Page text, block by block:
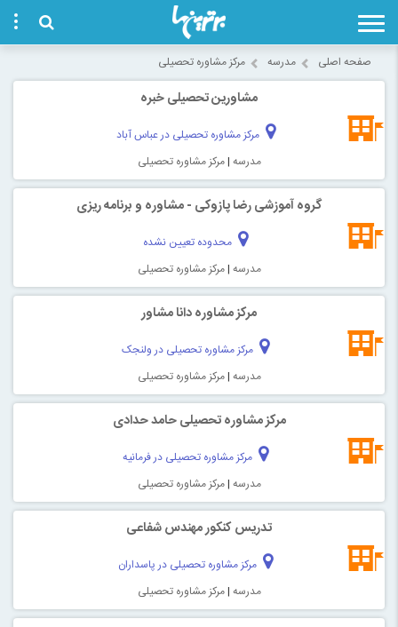
صفحه اصلی مدرسه مرکز مشاوره تحصیلی
مشاورین تحصیلی خبره
مرکز مشاوره تحصیلی در عباس آباد
مدرسه |مرکز مشاوره تحصیلی
گروه آموزشی رضا پازوکی - مشاوره و برنامه ریزی
محدوده تعیین نشده
مدرسه |مرکز مشاوره تحصیلی
مرکز مشاوره دانا مشاور
مرکز مشاوره تحصیلی در ولنجک
مدرسه |مرکز مشاوره تحصیلی
مرکز مشاوره تحصیلی حامد حدادی
مرکز مشاوره تحصیلی در فرمانیه
مدرسه |مرکز مشاوره تحصیلی
تدریس کنکور مهندس شفاعی
مرکز مشاوره تحصیلی در پاسداران
مدرسه |مرکز مشاوره تحصیلی